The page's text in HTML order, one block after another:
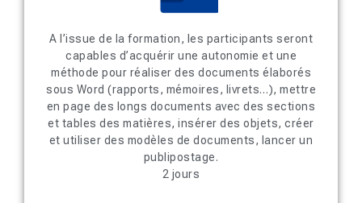
A l’issue de la formation, les participants seront
capables d’acquérir une autonomie et une
méthode pour réaliser des documents élaborés
sous Word (rapports, mémoires, livrets…), mettre
en page des longs documents avec des sections
et tables des matières, insérer des objets, créer
et utiliser des modèles de documents, lancer un
publipostage.
2 jours